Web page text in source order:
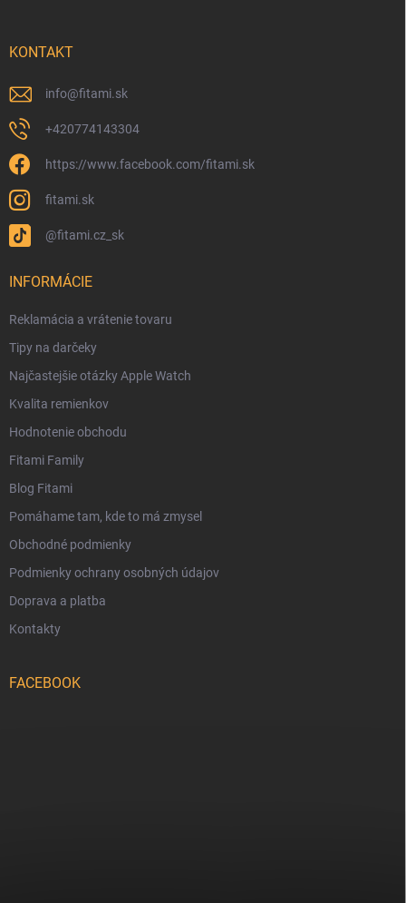
KONTAKT
info@fitami.sk
+420774143304
https://www.facebook.com/fitami.sk
fitami.sk
@fitami.cz_sk
INFORMÁCIE
Reklamácia a vrátenie tovaru
Tipy na darčeky
Najčastejšie otázky Apple Watch
Kvalita remienkov
Hodnotenie obchodu
Fitami Family
Blog Fitami
Pomáhame tam, kde to má zmysel
Obchodné podmienky
Podmienky ochrany osobných údajov
Doprava a platba
Kontakty
FACEBOOK